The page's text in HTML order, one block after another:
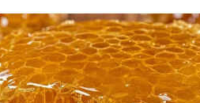
28
29